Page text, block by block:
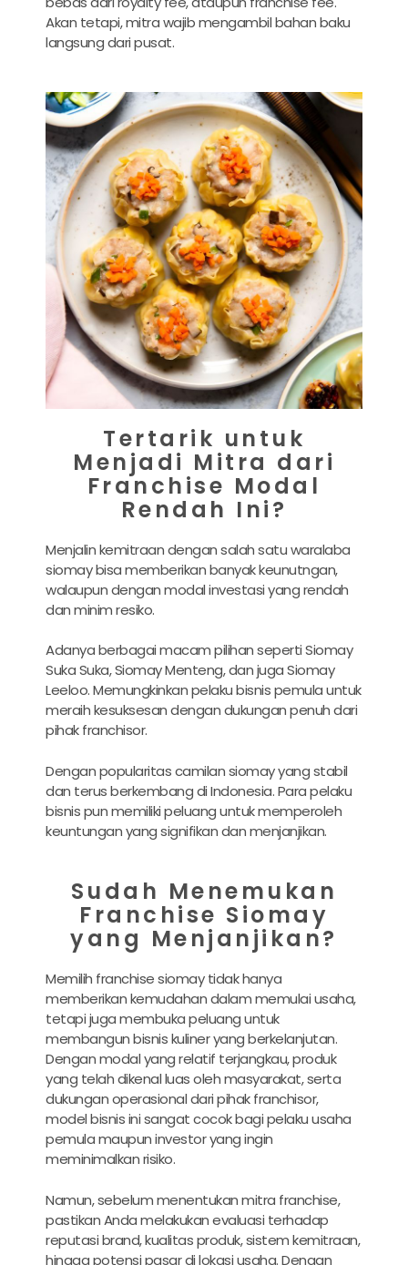
Akan tetapi, mitra wajib mengambil bahan baku
langsung dari pusat.
Tertarik untuk
Menjadi Mitra dari
Franchise Modal
Rendah Ini?
Menjalin kemitraan dengan salah satu waralaba
siomay bisa memberikan banyak keunutngan,
walaupun dengan modal investasi yang rendah
dan minim resiko.
Adanya berbagai macam pilihan seperti Siomay
Suka Suka, Siomay Menteng, dan juga Siomay
Leeloo. Memungkinkan pelaku bisnis pemula untuk
meraih kesuksesan dengan dukungan penuh dari
pihak franchisor.
Dengan popularitas camilan siomay yang stabil
dan terus berkembang di Indonesia. Para pelaku
bisnis pun memiliki peluang untuk memperoleh
keuntungan yang signifikan dan menjanjikan.
Sudah Menemukan
Franchise Siomay
yang Menjanjikan?
Memilih franchise siomay tidak hanya
memberikan kemudahan dalam memulai usaha,
tetapi juga membuka peluang untuk
membangun bisnis kuliner yang berkelanjutan.
Dengan modal yang relatif terjangkau, produk
yang telah dikenal luas oleh masyarakat, serta
dukungan operasional dari pihak franchisor,
model bisnis ini sangat cocok bagi pelaku usaha
pemula maupun investor yang ingin
meminimalkan risiko.
Namun, sebelum menentukan mitra franchise,
pastikan Anda melakukan evaluasi terhadap
reputasi brand, kualitas produk, sistem kemitraan,
hingga potensi pasar di lokasi usaha. Dengan